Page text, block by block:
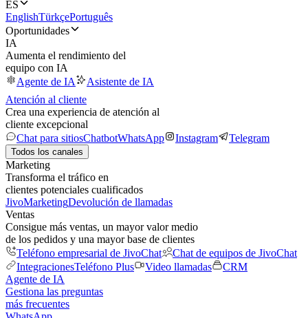
ES
EnglishTürkçePortuguês
Oportunidades
IA
Aumenta el rendimiento del
equipo con IA
Agente de IA
Asistente de IA
Atención al cliente
Crea una experiencia de atención al
cliente excepcional
Chat para sitiosChatbotWhatsApp Instagram Telegram
Todos los canales
Marketing
Transforma el tráfico en
clientes potenciales cualificados
JivoMarketingDevolución de llamadas
Ventas
Consigue más ventas, un mayor valor medio
de los pedidos y una mayor base de clientes
Teléfono empresarial de JivoChat
Chat de equipos de JivoChat
IntegracionesTeléfono Plus Video llamadas
CRM
Agente de IA
Gestiona las preguntas
más frecuentes